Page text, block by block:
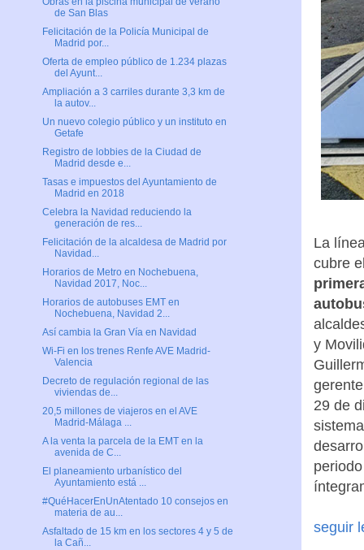
La
cubre
y
29 de
seguir
de San Blas
Felicitación de la Policía Municipal de
Madrid por...
Oferta de empleo público de 1.234 plazas
del Ayunt...
Ampliación a 3 carriles durante 3,3 km de
la autov...
Un nuevo colegio público y un instituto en
Getafe
Registro de lobbies de la Ciudad de
Madrid desde e...
Tasas e impuestos del Ayuntamiento de
Madrid en 2018
Celebra la Navidad reduciendo la
generación de res...
Felicitación de la alcaldesa de Madrid por
Navidad...
Horarios de Metro en Nochebuena,
Navidad 2017, Noc...
Horarios de autobuses EMT en
Nochebuena, Navidad 2...
Así cambia la Gran Vía en Navidad
Wi-Fi en los trenes Renfe AVE Madrid-
Valencia
Decreto de regulación regional de las
viviendas de...
20,5 millones de viajeros en el AVE
Madrid-Málaga ...
A la venta la parcela de la EMT en la
avenida de C...
El planeamiento urbanístico del
Ayuntamiento está ...
#QuéHacerEnUnAtentado 10 consejos en
materia de au...
Asfaltado de 15 km en los sectores 4 y 5 de
la Cañ...